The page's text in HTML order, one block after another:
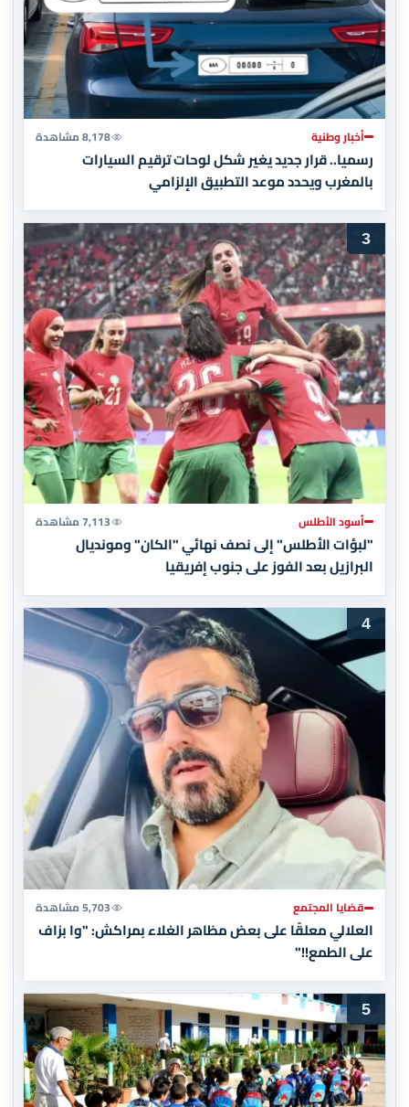
أخبار وطنية 8,178 مشاهدة
رسميا.. قرار جديد يغير شكل لوحات ترقيم السيارات
بالمغرب ويحدد موعد التطبيق الإلزامي
3
أسود الأطلس 7,113 مشاهدة
"لبؤات الأطلس" إلى نصف نهائي "الكان" ومونديال
البرازيل بعد الفوز على جنوب إفريقيا
4
قضايا المجتمع 5,703 مشاهدة
العلالي معلقًا على بعض مظاهر الغلاء بمراكش: "وا بزاف
على الطمع!!"
5